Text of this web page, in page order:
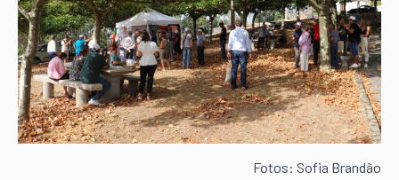
Fotos: Sofia Brandão